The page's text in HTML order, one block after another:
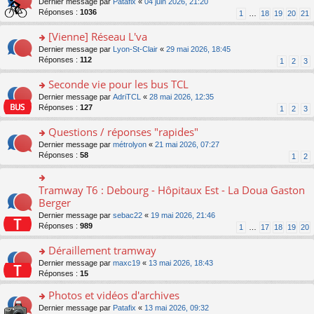
nt
s
ré
e
nt
n
lu
le
pl
u
s
ré
e
nt
e
n
o
n
lu
le
pl
u
s
ré
c
nt
e
s
s
a
g
e
n
lu
le
pl
u
s
ré
nt
n
s
ult
er
le
m
e
s
s
a
g
n
o
n
lu
le
u
s
ré
nt
Réponses : 1036 1 18 19 20 21
o
n
s
ult
er
le
m
e
s
s
a
g
e
n
o
n
lu
le
pl
u
s
ré
c
nt
[Vienne] Réseau L'va
Dernier message par Lyon-St-Clair « 29 mai 2026, 18:45
Réponses : 112 1 2 3
o
n
s
ult
er
le
m
e
s
a
g
e
n
lu
le
pl
u
s
Seconde vie pour les bus TCL
Dernier message par AdriTCL « 28 mai 2026, 12:35
Réponses : 127 1 2 3
o
n
s
ult
er
le
m
e
s
s
a
g
e
n
o
n
Questions / réponses "rapides"
Dernier message par métrolyon « 21 mai 2026, 07:27
Réponses : 58 1 2
o
n
ult
er
le
m
e
s
s
a
g
Tramway T6 : Debourg - Hôpitaux Est - La Doua Gaston
Berger
Dernier message par sebac22 « 19 mai 2026, 21:46
Réponses : 989 1 17 18 19 20
o
n
s
ult
er
Déraillement tramway
Dernier message par maxc19 « 13 mai 2026, 18:43
Réponses : 15
o
Photos et vidéos d'archives
Dernier message par Patafix « 13 mai 2026, 09:32